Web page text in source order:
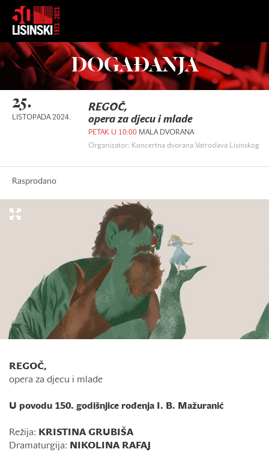
DOGAĐANJA
25.
LISTOPADA 2024.
REGOČ,
opera za djecu i mlade
PETAK U 10:00 MALA DVORANA
Organizator: Koncertna dvorana Vatroslava Lisinskog
Rasprodano
REGOČ,
opera za djecu i mlade
U povodu 150. godišnjice rođenja I. B. Mažuranić
Režija:
KRISTINA GRUBIŠA
Dramaturgija:
NIKOLINA RAFAJ